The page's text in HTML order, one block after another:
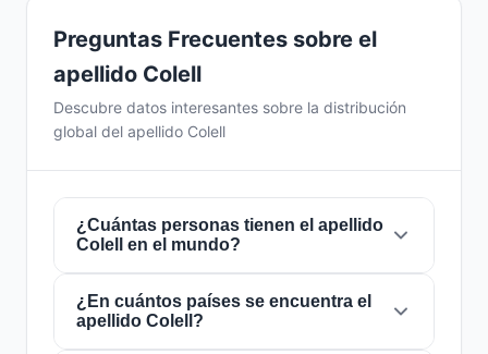
Preguntas Frecuentes sobre el
apellido Colell
Descubre datos interesantes sobre la distribución
global del apellido Colell
¿Cuántas personas tienen el apellido
Colell en el mundo?
Actualmente hay aproximadamente1.066
personascon el apellido
¿En cuántos países se encuentra el
apellido Colell?